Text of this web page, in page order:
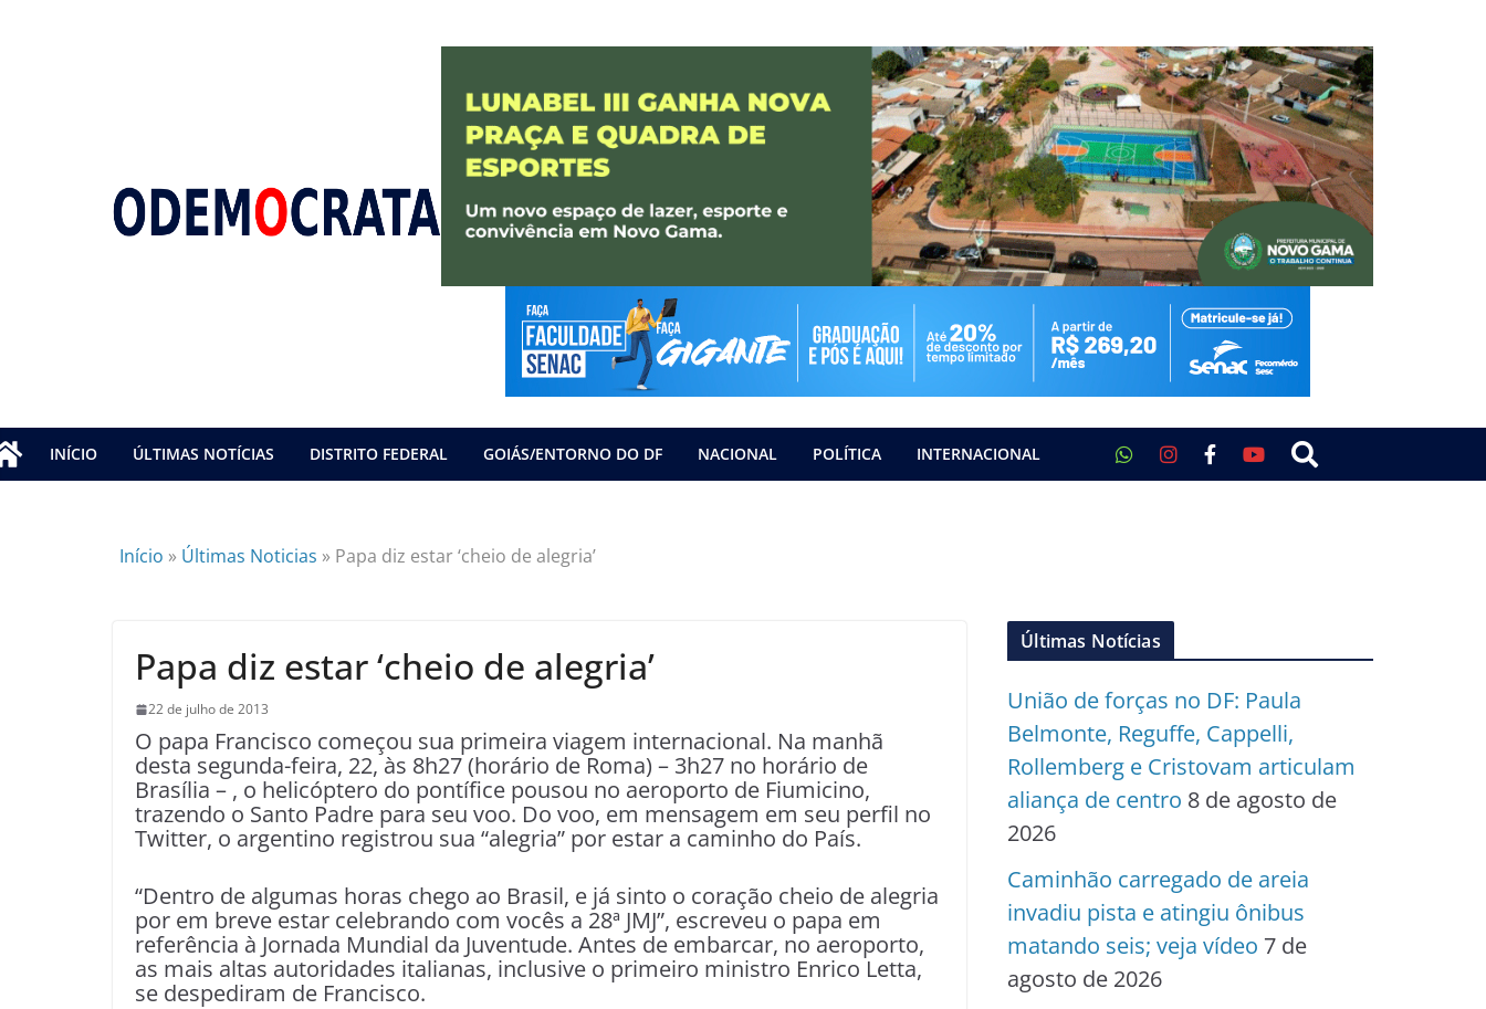
INÍCIO ÚLTIMAS NOTÍCIAS DISTRITO FEDERAL GOIÁS/ENTORNO DO DF NACIONAL POLÍTICA INTERNACIONAL
Início » Últimas Noticias » Papa diz estar ‘cheio de alegria’
Papa diz estar ‘cheio de alegria’
22 de julho de 2013
O papa Francisco começou sua primeira viagem internacional. Na manhã
desta segunda-feira, 22, às 8h27 (horário de Roma) – 3h27 no horário de
Brasília – , o helicóptero do pontífice pousou no aeroporto de Fiumicino,
trazendo o Santo Padre para seu voo. Do voo, em mensagem em seu perfil no
Twitter, o argentino registrou sua “alegria” por estar a caminho do País.
“Dentro de algumas horas chego ao Brasil, e já sinto o coração cheio de alegria
por em breve estar celebrando com vocês a 28ª JMJ”, escreveu o papa em
referência à Jornada Mundial da Juventude. Antes de embarcar, no aeroporto,
as mais altas autoridades italianas, inclusive o primeiro ministro Enrico Letta,
se despediram de Francisco.
Últimas Notícias
União de forças no DF: Paula
Belmonte, Reguffe, Cappelli,
Rollemberg e Cristovam articulam
aliança de centro 8 de agosto de
2026
Caminhão carregado de areia
invadiu pista e atingiu ônibus
matando seis; veja vídeo 7 de
agosto de 2026